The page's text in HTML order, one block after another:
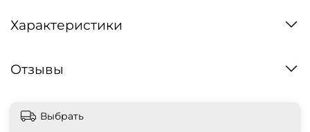
Характеристики
Отзывы
Выбрать